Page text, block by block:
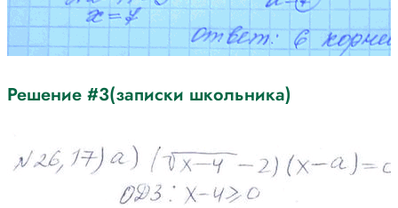
Решение #3(записки школьника)